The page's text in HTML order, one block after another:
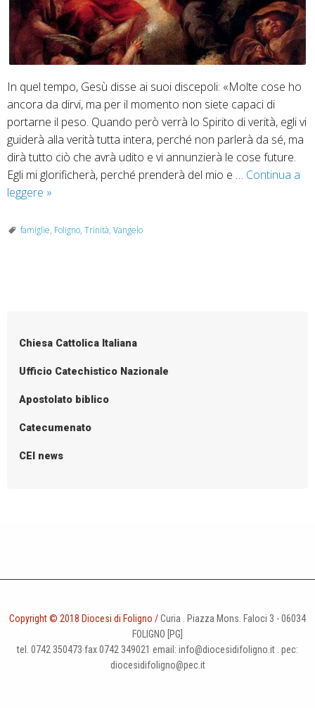
In quel tempo, Gesù disse ai suoi discepoli: «Molte cose ho
ancora da dirvi, ma per il momento non siete capaci di
portarne il peso. Quando però verrà lo Spirito di verità, egli vi
guiderà alla verità tutta intera, perché non parlerà da sé, ma
dirà tutto ciò che avrà udito e vi annunzierà le cose future.
Egli mi glorificherà, perché prenderà del mio e … Continua a
leggere 15
–
Vangelo
Gv
15
»
famiglie, Foligno, Trinità, Vangelo
Chiesa Cattolica Italiana
Ufficio Catechistico Nazionale
Apostolato biblico
Catecumenato
CEI news
Copyright © 2018 Diocesi di Foligno /Curia . Piazza Mons. Faloci 3 - 06034
FOLIGNO [PG]
tel. 0742 350473 fax 0742 349021 email: info@diocesidifoligno.it . pec:
diocesidifoligno@pec.it